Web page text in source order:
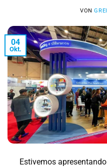
VON
04
Okt.
Estivemos